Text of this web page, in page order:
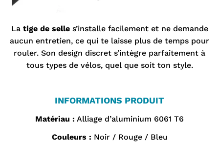
La tige de selles’installe facilement et ne demande
aucun entretien, ce qui te laisse plus de temps pour
rouler. Son design discret s’intègre parfaitement à
tous types de vélos, quel que soit ton style.
INFORMATIONS PRODUIT
Matériau : Alliage d’aluminium 6061 T6
Couleurs : Noir / Rouge / Bleu